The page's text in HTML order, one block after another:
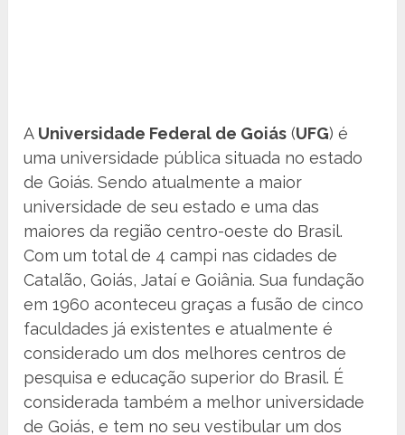
A Universidade Federal de Goiás (UFG) é
uma universidade pública situada no estado
de Goiás. Sendo atualmente a maior
universidade de seu estado e uma das
maiores da região centro-oeste do Brasil.
Com um total de 4 campi nas cidades de
Catalão, Goiás, Jataí e Goiânia. Sua fundação
em 1960 aconteceu graças a fusão de cinco
faculdades já existentes e atualmente é
considerado um dos melhores centros de
pesquisa e educação superior do Brasil. É
considerada também a melhor universidade
de Goiás, e tem no seu vestibular um dos